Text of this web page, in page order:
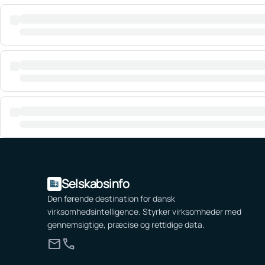
domain Selskabsinfo
Den førende destination for dansk
virksomhedsintelligence. Styrker virksomheder med
gennemsigtige, præcise og rettidige data.
mailcall